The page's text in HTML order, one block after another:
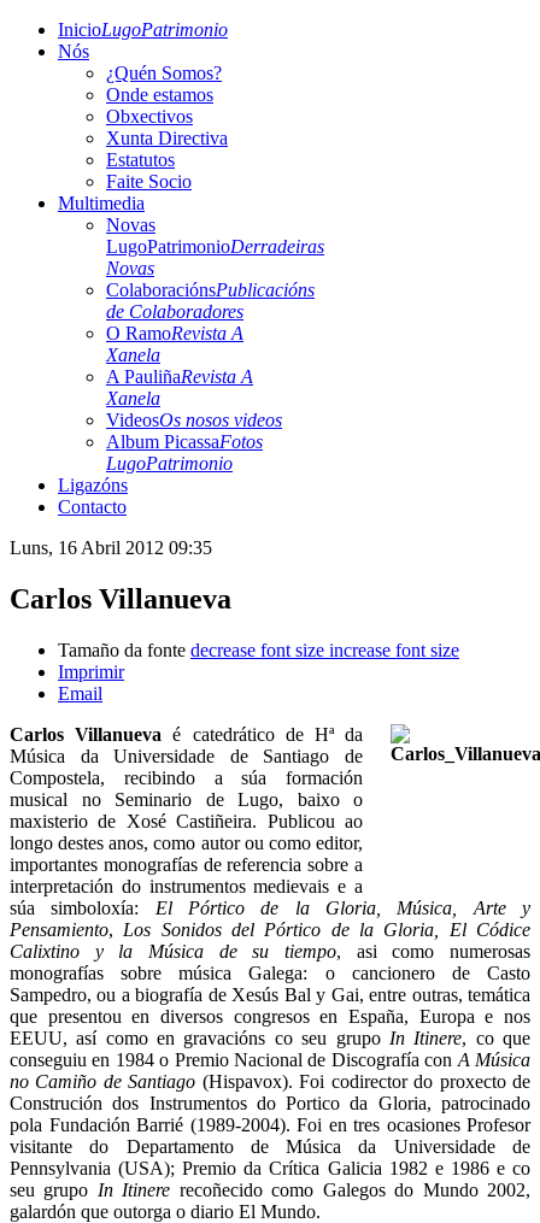
InicioLugoPatrimonio
Nós
¿Quén Somos?
Onde estamos
Obxectivos
Xunta Directiva
Estatutos
Faite Socio
Multimedia
Novas
LugoPatrimonioDerradeiras
Novas
ColaboraciónsPublicacións
de Colaboradores
O RamoRevista A
Xanela
A PauliñaRevista A
Xanela
VideosOs nosos videos
Album PicassaFotos
LugoPatrimonio
Ligazóns
Contacto
Luns, 16 Abril 2012 09:35
Carlos Villanueva
Tamaño da fonte decrease font size increase font size
Imprimir
Email
Carlos Villanueva é catedrático de Hª da
Música da Universidade de Santiago de
Compostela, recibindo a súa formación
musical no Seminario de Lugo, baixo o
maxisterio de Xosé Castiñeira. Publicou ao
longo destes anos, como autor ou como editor,
importantes monografías de referencia sobre a
interpretación do instrumentos medievais e a
súa simboloxía: El Pórtico de la Gloria, Música, Arte y
Pensamiento, Los Sonidos del Pórtico de la Gloria, El Códice
Calixtino y la Música de su tiempo, asi como numerosas
monografías sobre música Galega: o cancionero de Casto
Sampedro, ou a biografía de Xesús Bal y Gai, entre outras, temática
que presentou en diversos congresos en España, Europa e nos
EEUU, así como en gravacións co seu grupo In Itinere, co que
conseguiu en 1984 o Premio Nacional de Discografía con A Música
no Camiño de Santiago (Hispavox). Foi codirector do proxecto de
Construción dos Instrumentos do Portico da Gloria, patrocinado
pola Fundación Barrié (1989-2004). Foi en tres ocasiones Profesor
visitante do Departamento de Música da Universidade de
Pennsylvania (USA); Premio da Crítica Galicia 1982 e 1986 e co
seu grupo In Itinere recoñecido como Galegos do Mundo 2002,
galardón que outorga o diario El Mundo.